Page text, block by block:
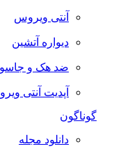
آنتی ویروس
دیواره آتشین
ضد هک و
آپدیت آنتی
گوناگون
دانلود مجله